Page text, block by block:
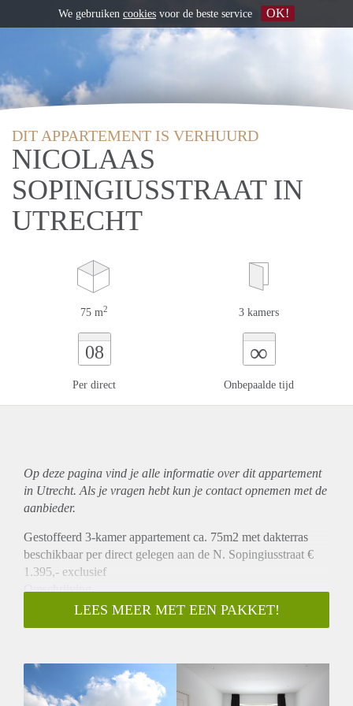
DIT APPARTEMENT IS VERHUURD
NICOLAAS
SOPINGIUSSTRAAT IN
UTRECHT
75 m2 3 kamers
08
Per direct
∞
Onbepaalde tijd
Op deze pagina vind je alle informatie over ditappartement
in Utrecht. Als je vragen hebt kun je contact opnemen met de
aanbieder.
Gestoffeerd 3-kamer appartement ca. 75m2 met dakterras
beschikbaar per direct gelegen aan de N. Sopingiusstraat €
1.395,- exclusief
Omschrijving
Dit prachtig volledig opgeknapte 3-kamer bovenwoning
heeft op de 1e verdieping een ruime woonkamer met prachtig
oven/magnetron, kookplaat en afzuigkap. Aan de achterzijde
bevindt zicht nog een klein balkon. Naast de keuken is de 1e
LEES MEER MET EEN PAKKET!
We gebruiken cookies voor de beste service OK!